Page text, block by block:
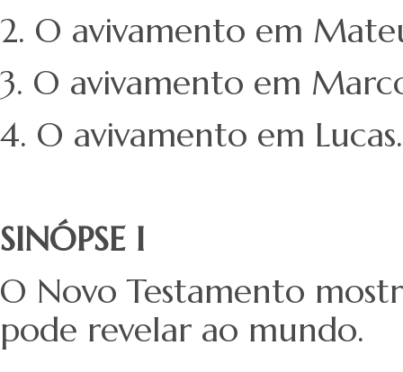
2. O avivamento em
3. O avivamento em
4. O avivamento em Lucas.
SINÓPSE I
O Novo Testamento
pode revelar ao mundo.